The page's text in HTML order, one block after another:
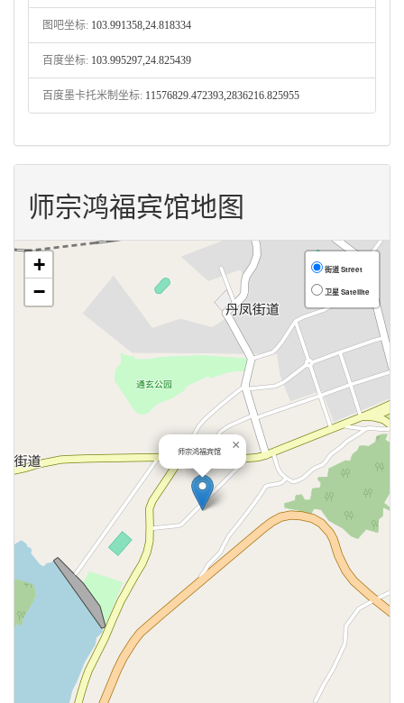
图吧坐标: 103.991358,24.818334
百度坐标: 103.995297,24.825439
百度墨卡托米制坐标: 11576829.472393,2836216.825955
师宗鸿福宾馆地图
师宗鸿福宾馆 ×
+
−
街道 Street
卫星 Satellite